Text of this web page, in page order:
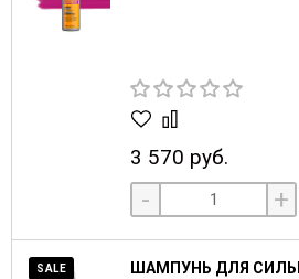
3 570 руб.
- +
SALE
ШАМПУНЬ ДЛЯ